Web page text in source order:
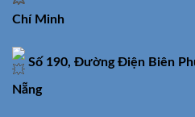
Chí Minh
Số 190, Đường Điện Biên
Nẵng